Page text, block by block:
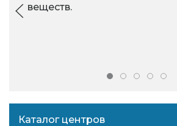
веществ.
Каталог центров